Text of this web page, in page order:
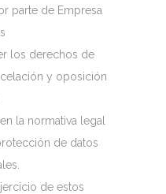
parte de Empresa
los derechos de
y oposición
la normativa legal
de datos
de estos